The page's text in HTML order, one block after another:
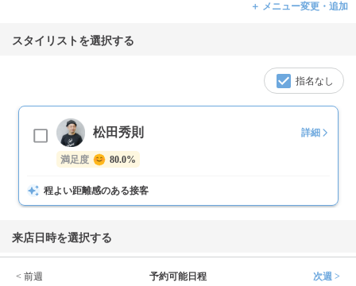
＋ メニュー変更・追加
スタイリストを選択する
指名なし
松田秀則 詳細
満足度 80.0%
程よい距離感のある接客
来店日時を選択する
< 前週 予約可能日程 次週 >